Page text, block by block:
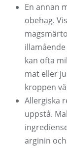
En annan
obehag.
kan ofta
mat eller
kroppen
Allergiska
uppstå.
arginin